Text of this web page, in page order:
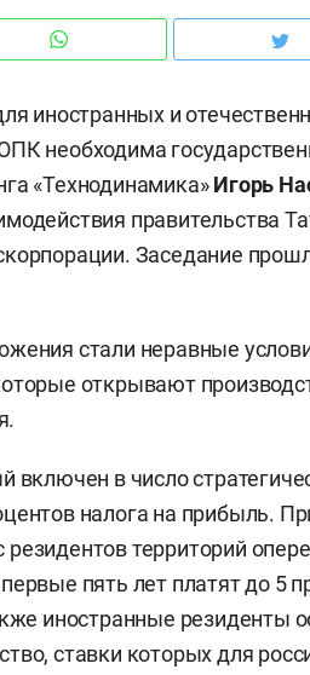
иностранных и
необходима
«Технодинамика»Игорь
правительства
Заседание
стали неравные
открывают
включен в число
налога на прибыль.
территорий
пять лет платят до 5
иностранные резиденты
ставки которых для